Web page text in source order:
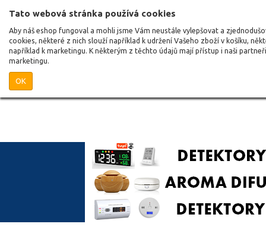
Tato webová stránka používá cookies
Aby náš eshop fungoval a mohli jsme Vám neustále vylepšovat a
cookies, některé z nich slouží například k udržení Vašeho zboží v košíku,
například k marketingu. K některým z těchto údajů mají přístup i naši
marketingu.
OK